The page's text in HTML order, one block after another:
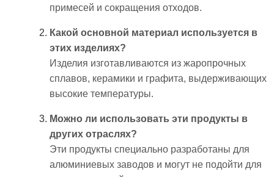
примесей и сокращения отходов.
Какой основной материал используется в
этих изделиях?
Изделия изготавливаются из жаропрочных
сплавов, керамики и графита, выдерживающих
высокие температуры.
Можно ли использовать эти продукты в
других отраслях?
Эти продукты специально разработаны для
алюминиевых заводов и могут не подойти для